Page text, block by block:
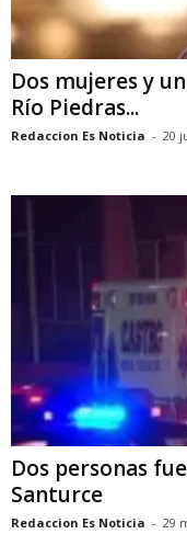
Dos mujeres y
Río Piedras...
Redaccion Es Noticia - 20
Dos personas
Santurce
Redaccion Es Noticia - 29